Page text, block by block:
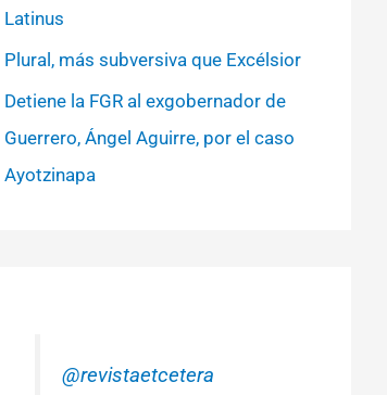
Latinus
Plural, más subversiva que Excélsior
Detiene la FGR al exgobernador de
Guerrero, Ángel Aguirre, por el caso
Ayotzinapa
@revistaetcetera